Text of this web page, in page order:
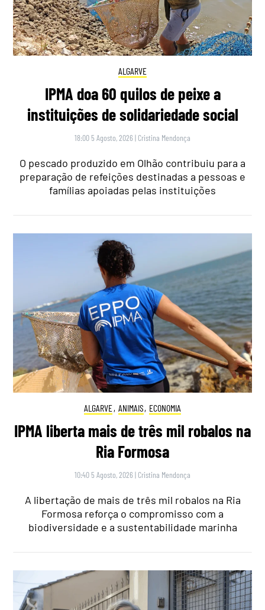
ALGARVE
IPMA doa 60 quilos de peixe a
instituições de solidariedade social
18:00 5 Agosto, 2026 | Cristina Mendonça
O pescado produzido em Olhão contribuiu para a
preparação de refeições destinadas a pessoas e
famílias apoiadas pelas instituições
ALGARVE, ANIMAIS, ECONOMIA
IPMA liberta mais de três mil robalos na
Ria Formosa
10:40 5 Agosto, 2026 | Cristina Mendonça
A libertação de mais de três mil robalos na Ria
Formosa reforça o compromisso com a
biodiversidade e a sustentabilidade marinha